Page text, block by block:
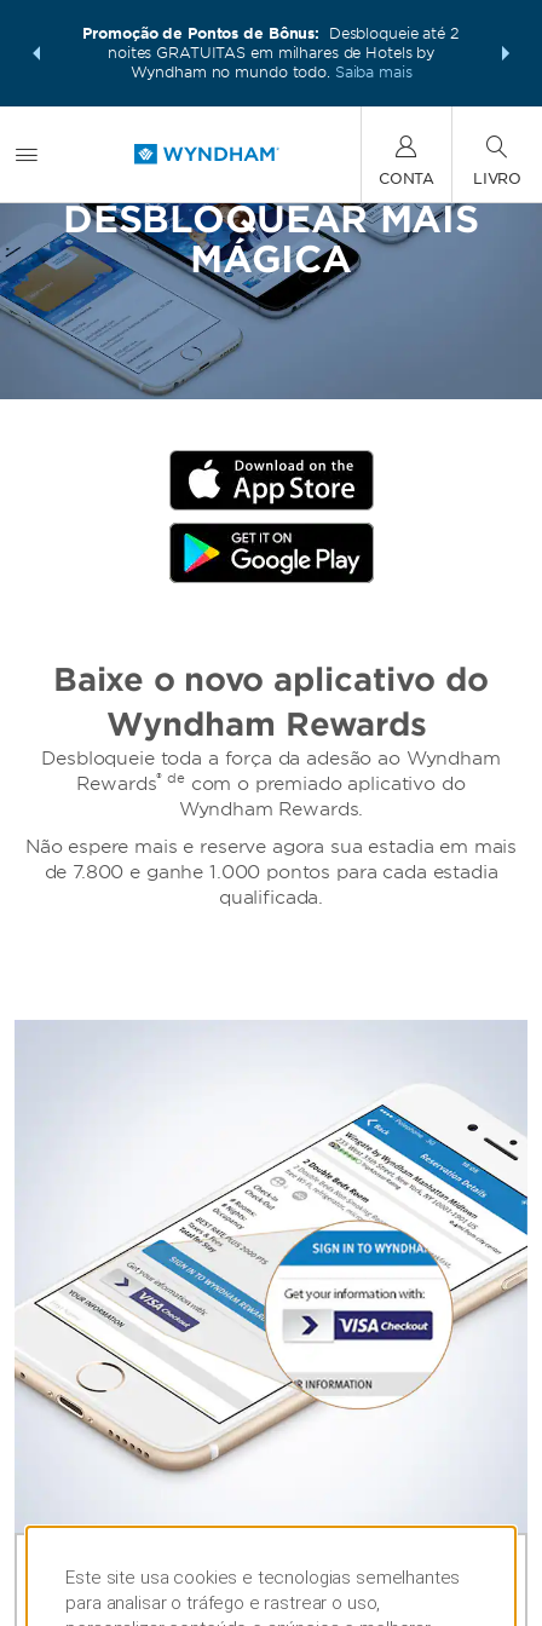
Ganhe
pacote
Promoção de Pontos de Bônus:
Desbloqueie até 2
noites GRATUITAS em milhares de Hotels by
Wyndham no mundo todo. Saiba mais
mais
também
CONTA LIVRO
DESBLOQUEAR MAIS
MÁGICA
Baixe o novo aplicativo do
Wyndham Rewards
Desbloqueie toda a força da adesão ao Wyndham
Rewards® decom o premiado aplicativo do
Wyndham Rewards.
Não espere mais e reserve agora sua estadia em mais
de 7.800 e ganhe 1.000 pontos para cada estadia
qualificada.
VISA CHECK-OUT
Este site usa cookies e tecnologias semelhantes
para analisar o tráfego e rastrear o uso,